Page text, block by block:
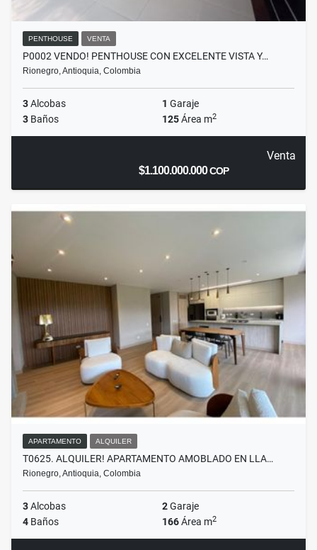
PENTHOUSE VENTA
P0002 VENDO! PENTHOUSE CON EXCELENTE VISTA Y…
Rionegro, Antioquia, Colombia
3Alcobas 1 Garaje
3 Baños 125Área m2
Venta
$1.100.000.000COP
APARTAMENTO ALQUILER
T0625. ALQUILER! APARTAMENTO AMOBLADO EN LLA…
Rionegro, Antioquia, Colombia
3Alcobas 2Garaje
4 Baños 166Área m2